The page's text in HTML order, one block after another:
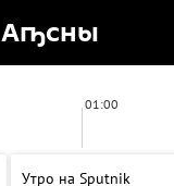
Аҧсны
01:00
Утро на Sputnik